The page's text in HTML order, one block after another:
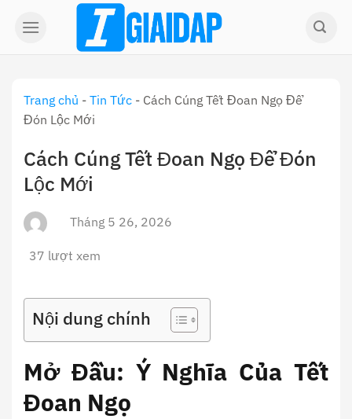
Trang chủ - Tin Tức - Cách Cúng Tết Đoan Ngọ Để
Đón Lộc Mới
Cách Cúng Tết Đoan Ngọ Để Đón
Lộc Mới
Tháng 5 26, 2026
37 lượt xem
Nội dung chính
Mở Đầu: Ý Nghĩa Của Tết
Đoan Ngọ